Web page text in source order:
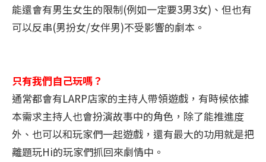
能還會有男生女生的限制(例如一定要3男3女)、但也有
可以反串(男扮女/女伴男)不受影響的劇本。
只有我們自己玩嗎？
通常都會有LARP店家的主持人帶領遊戲，有時候依據
本需求主持人也會扮演故事中的角色，除了能推進度
外、也可以和玩家們一起遊戲，還有最大的功用就是把
離題玩Hi的玩家們抓回來劇情中。